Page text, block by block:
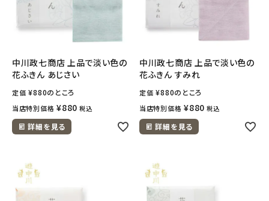
中川政七商店 上品で淡い色の
花ふきん あじさい
定価 ¥880のところ
当店特別価格 ¥880 税込
詳細を見る
中川政七商店 上品で淡い色の
花ふきん すみれ
定価 ¥880のところ
当店特別価格 ¥880 税込
詳細を見る